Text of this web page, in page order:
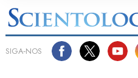
SIGA‑NOS